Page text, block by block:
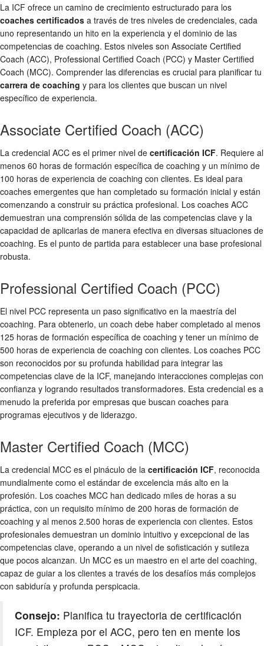
La ICF ofrece un camino de crecimiento estructurado para los
coaches certificados a través de tres niveles de credenciales, cada
uno representando un hito en la experiencia y el dominio de las
competencias de coaching. Estos niveles son Associate Certified
Coach (ACC), Professional Certified Coach (PCC) y Master Certified
Coach (MCC). Comprender las diferencias es crucial para planificar tu
carrera de coaching y para los clientes que buscan un nivel
específico de experiencia.
Associate Certified Coach (ACC)
La credencial ACC es el primer nivel de certificación ICF. Requiere al
menos 60 horas de formación específica de coaching y un mínimo de
100 horas de experiencia de coaching con clientes. Es ideal para
coaches emergentes que han completado su formación inicial y están
comenzando a construir su práctica profesional. Los coaches ACC
demuestran una comprensión sólida de las competencias clave y la
capacidad de aplicarlas de manera efectiva en diversas situaciones de
coaching. Es el punto de partida para establecer una base profesional
robusta.
Professional Certified Coach (PCC)
El nivel PCC representa un paso significativo en la maestría del
coaching. Para obtenerlo, un coach debe haber completado al menos
125 horas de formación específica de coaching y tener un mínimo de
500 horas de experiencia de coaching con clientes. Los coaches PCC
son reconocidos por su profunda habilidad para integrar las
competencias clave de la ICF, manejando interacciones complejas con
confianza y logrando resultados transformadores. Esta credencial es a
menudo la preferida por empresas que buscan coaches para
programas ejecutivos y de liderazgo.
Master Certified Coach (MCC)
La credencial MCC es el pináculo de la certificación ICF, reconocida
mundialmente como el estándar de excelencia más alto en la
profesión. Los coaches MCC han dedicado miles de horas a su
práctica, con un requisito mínimo de 200 horas de formación de
coaching y al menos 2.500 horas de experiencia con clientes. Estos
profesionales demuestran un dominio intuitivo y excepcional de las
competencias clave, operando a un nivel de sofisticación y sutileza
que pocos alcanzan. Un MCC es un maestro en el arte del coaching,
capaz de guiar a los clientes a través de los desafíos más complejos
con sabiduría y profunda perspicacia.
Consejo: Planifica tu trayectoria de certificación
ICF. Empieza por el ACC, pero ten en mente los